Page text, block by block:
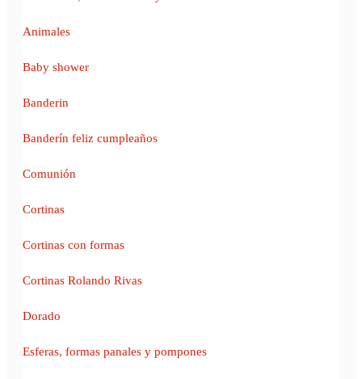
Animales
Baby shower
Banderin
Banderín feliz cumpleaños
Comunión
Cortinas
Cortinas con formas
Cortinas Rolando Rivas
Dorado
Esferas, formas panales y pompones